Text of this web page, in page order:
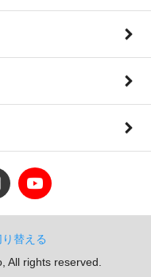
替える
All rights reserved.